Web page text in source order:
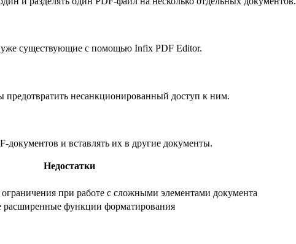
уже существующие с помощью Infix PDF Editor.
несанкционированный доступ к ним.
документов и вставлять их в другие документы.
Недостатки
при работе с сложными элементами документа
расширенные функции форматирования